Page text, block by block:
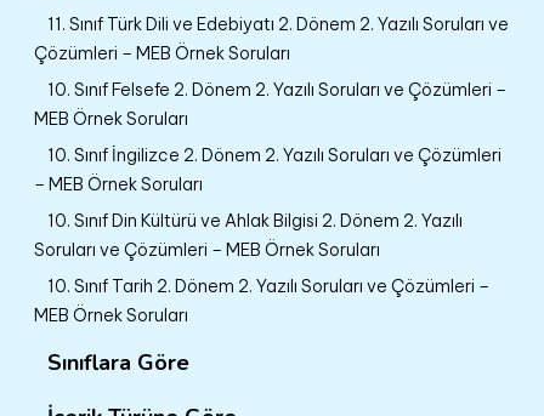
11. Sınıf Türk Dili ve Edebiyatı 2. Dönem 2. Yazılı Soruları ve
Çözümleri – MEB Örnek Soruları
10. Sınıf Felsefe 2. Dönem 2. Yazılı Soruları ve Çözümleri –
MEB Örnek Soruları
10. Sınıf İngilizce 2. Dönem 2. Yazılı Soruları ve Çözümleri
– MEB Örnek Soruları
10. Sınıf Din Kültürü ve Ahlak Bilgisi 2. Dönem 2. Yazılı
Soruları ve Çözümleri – MEB Örnek Soruları
10. Sınıf Tarih 2. Dönem 2. Yazılı Soruları ve Çözümleri –
MEB Örnek Soruları
Sınıflara Göre